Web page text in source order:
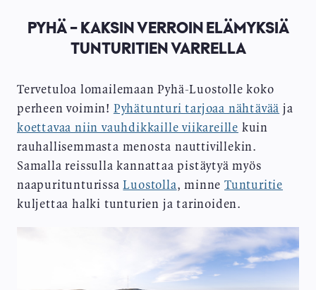
PYHÄ - KAKSIN VERROIN ELÄMYKSIÄ
TUNTURITIEN VARRELLA
Tervetuloa lomailemaan Pyhä-Luostolle koko
perheen voimin! Pyhätunturi tarjoaa nähtävää ja
koettavaa niin vauhdikkaille viikareille kuin
rauhallisemmasta menosta nauttivillekin.
Samalla reissulla kannattaa pistäytyä myös
naapuritunturissaLuostolla, minneTunturitie
kuljettaa halki tunturien ja tarinoiden.